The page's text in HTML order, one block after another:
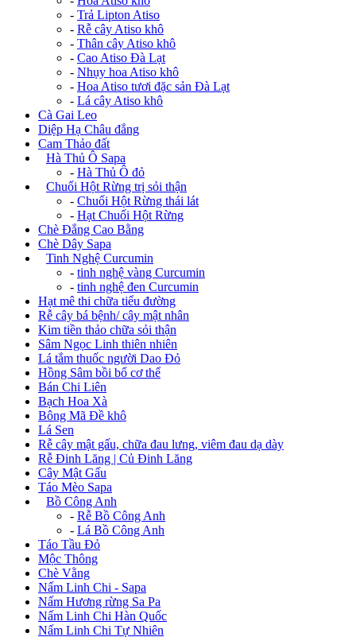
- Trả Lipton Atiso
- Rễ cây Atiso khô
- Thân cây Atiso khô
- Cao Atiso Đà Lạt
- Nhụy hoa Atiso khô
- Hoa Atiso tươi đặc sản Đà Lạt
- Lá cây Atiso khô
Cà Gai Leo
Diệp Hạ Châu đắng
Cam Thảo đất
Hà Thủ Ô Sapa
- Hà Thủ Ô đỏ
Chuối Hột Rừng trị sỏi thận
- Chuối Hột Rừng thái lát
- Hạt Chuối Hột Rừng
Chè Đắng Cao Bằng
Chè Dây Sapa
Tinh Nghệ Curcumin
- tinh nghệ vàng Curcumin
- tinh nghệ đen Curcumin
Hạt mê thi chữa tiểu đường
Rễ cây bá bệnh/ cây mật nhân
Kim tiền thảo chữa sỏi thận
Sâm Ngọc Linh thiên nhiên
Lá tắm thuốc người Dao Đỏ
Hồng Sâm bồi bổ cơ thể
Bán Chi Liên
Bạch Hoa Xà
Bông Mã Đề khô
Lá Sen
Rễ cây mật gấu, chữa đau lưng, viêm đau dạ dày
Rễ Đinh Lăng | Củ Đinh Lăng
Cây Mật Gấu
Táo Mèo Sapa
Bồ Công Anh
- Rễ Bồ Công Anh
- Lá Bồ Công Anh
Táo Tầu Đỏ
Mộc Thông
Chè Vằng
Nấm Linh Chi - Sapa
Nấm Hương rừng Sa Pa
Nấm Linh Chi Hàn Quốc
Nấm Linh Chi Tự Nhiên